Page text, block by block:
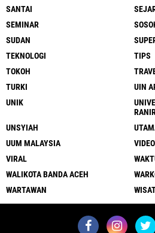
SANTAI
SEMINAR
SUDAN
TEKNOLOGI
TIPS
TOKOH
TURKI
UIN
UNIK
UNSYIAH
UUM MALAYSIA
VIDEO
VIRAL
WALIKOTA BANDA ACEH
WARTAWAN